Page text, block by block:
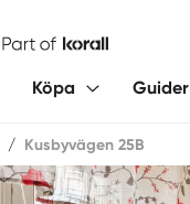
Köpa Guider
/ Kusbyvägen 25B